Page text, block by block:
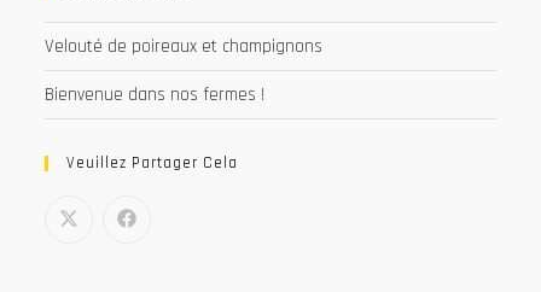
nouvel
onglet
Velouté de poireaux et champignons
Bienvenue dans nos fermes !
Veuillez Partager Cela